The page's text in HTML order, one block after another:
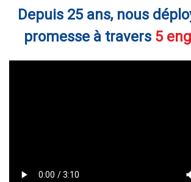
Depuis 25 ans, nous
promesse à travers 5